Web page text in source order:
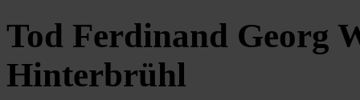
Tod Ferdinand Georg
Hinterbrühl